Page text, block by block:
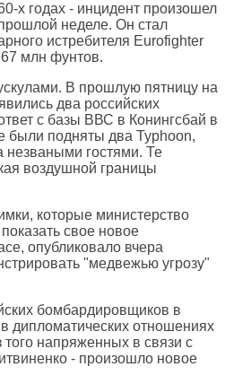
х годах - инцидент произошел
неделе. Он стал
истребителя Eurofighter
млн фунтов.
В прошлую пятницу на
два российских
с базы ВВС в Конингсбай в
были подняты два Typhoon,
незваными гостями. Те
воздушной границы
которые министерство
свое новое
опубликовало вчера
"медвежью угрозу"
бомбардировщиков в
дипломатических отношениях
напряженных в связи с
- произошло новое